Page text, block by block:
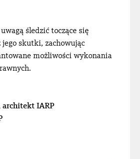
śledzić toczące się
jego skutki, zachowując
możliwości wykonania
IARP